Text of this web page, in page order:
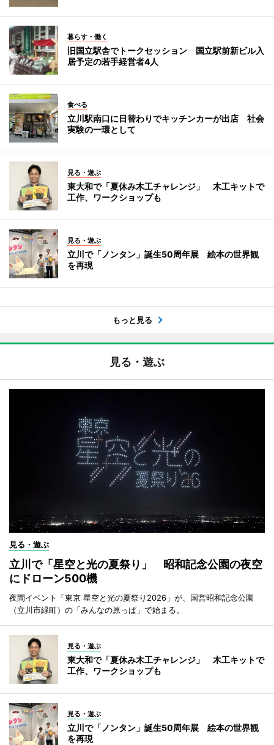
暮らす・働く
旧国立駅舎でトークセッション 国立駅前新ビル入
居予定の若手経営者4人
食べる
立川駅南口に日替わりでキッチンカーが出店 社会
実験の一環として
見る・遊ぶ
東大和で「夏休み木工チャレンジ」 木工キットで
工作、ワークショップも
見る・遊ぶ
立川で「ノンタン」誕生50周年展 絵本の世界観
を再現
もっと見る
見る・遊ぶ
見る・遊ぶ
立川で「星空と光の夏祭り」 昭和記念公園の夜空
にドローン500機
夜間イベント「東京 星空と光の夏祭り2026」が、国営昭和記念公園
（立川市緑町）の「みんなの原っぱ」で始まる。
見る・遊ぶ
東大和で「夏休み木工チャレンジ」 木工キットで
工作、ワークショップも
見る・遊ぶ
立川で「ノンタン」誕生50周年展 絵本の世界観
を再現